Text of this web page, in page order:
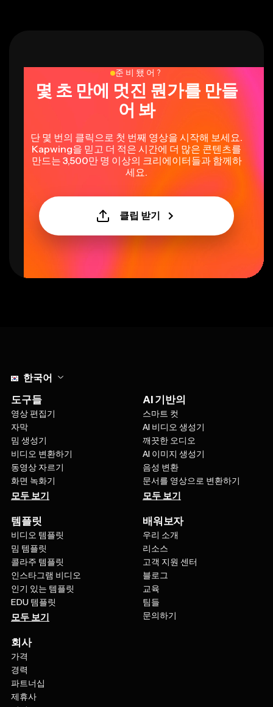
준비됐어?
몇 초 만에 멋진 뭔가를 만들
어 봐
단 몇 번의 클릭으로 첫 번째 영상을 시작해 보세요.
Kapwing을 믿고 더 적은 시간에 더 많은 콘텐츠를
만드는 3,500만 명 이상의 크리에이터들과 함께하
세요.
클립 받기
한국어
도구들
영상 편집기
자막
밈 생성기
비디오 변환하기
동영상 자르기
화면 녹화기
모두 보기
AI 기반의
스마트 컷
AI 비디오 생성기
깨끗한 오디오
AI 이미지 생성기
음성 변환
문서를 영상으로 변환하기
모두 보기
템플릿
비디오 템플릿
밈 템플릿
콜라주 템플릿
인스타그램 비디오
인기 있는 템플릿
EDU 템플릿
모두 보기
배워보자
우리 소개
리소스
고객 지원 센터
블로그
교육
팀들
문의하기
회사
가격
경력
파트너십
제휴사